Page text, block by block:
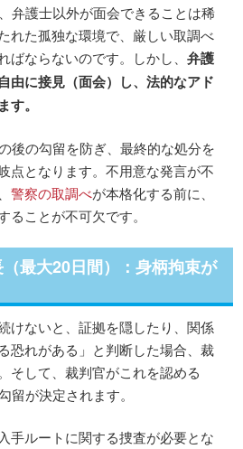
弁護士以外が面会できることは稀
れた孤独な環境で、厳しい取調べ
ばならないのです。しかし、弁護
由に接見（面会）し、法的なアド
す。
後の勾留を防ぎ、最終的な処分を
点となります。不用意な発言が不
警察の取調べが本格化する前に、
ことが不可欠です。
最大20日間）：身柄拘束が
けないと、証拠を隠したり、関係
恐れがある」と判断した場合、裁
そして、裁判官がこれを認める
留が決定されます。
手ルートに関する捜査が必要とな